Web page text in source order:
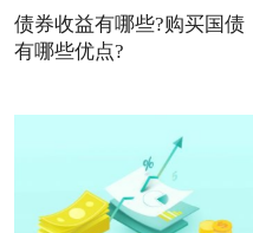
债券收益有哪些?购买国债
有哪些优点?